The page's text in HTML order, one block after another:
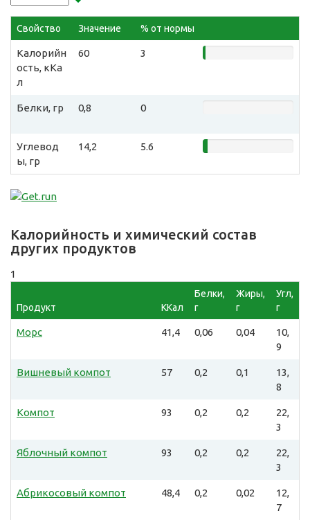
Свойство Значение % от нормы
Калорийн
ость, кКа
л
60 3
Белки, гр 0,8 0
Углевод
ы, гр
14,2 5.6
Калорийность и химический состав
других продуктов
1
Продукт ККал
Белки,
г
Жиры,
г
Угл,
г
Морс 41,4 0,06 0,04
10,
9
Вишневый компот 57 0,2 0,1
13,
8
Компот 93 0,2 0,2
22,
3
Яблочный компот 93 0,2 0,2
22,
3
Абрикосовый компот 48,4 0,2 0,02
12,
7